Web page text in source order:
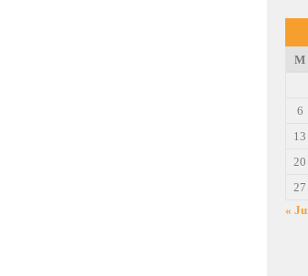
M
6
13
20
27
«